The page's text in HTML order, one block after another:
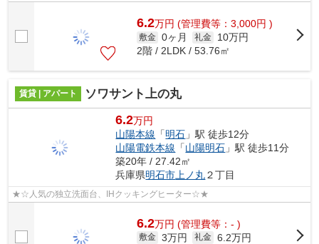
6.2万円 (管理費等：3,000円 )
敷金 0ヶ月 礼金
10万円
2階 / 2LDK / 53.76㎡
賃貸 | アパート ソワサント上の丸
6.2万円
山陽本線 「明石 」駅 徒歩12分
山陽電鉄本線 「山陽明石 」駅 徒歩11分
築20年 / 27.42㎡
兵庫県明石市上ノ丸２丁目
★☆人気の独立洗面台、IHクッキングヒーター☆★
6.2万円 (管理費等：- )
敷金 3万円 礼金 6.2万円